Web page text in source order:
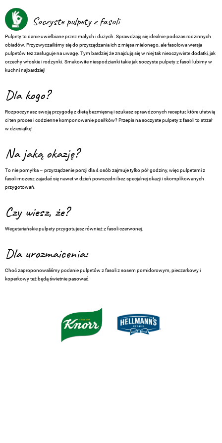
Soczyste pulpety z fasoli
Pulpety to danie uwielbiane przez małych i dużych. Sprawdzają się idealnie podczas rodzinnych
obiadów. Przyzwyczailiśmy się do przyrządzania ich z mięsa mielonego, ale fasolowa wersja
pulpetów też zasługuje na uwagę. Tym bardziej że znajdują się w niej tak nieoczywiste dodatki, jak
orzechy włoskie i rodzynki. Smakowite niespodzianki takie jak soczyste pulpety z fasoli lubimy w
kuchni najbardziej!
Dla kogo?
Rozpoczynasz swoją przygodę z dietą bezmięsną i szukasz sprawdzonych receptur, które ułatwią
ci ten proces i codzienne komponowanie posiłków? Przepis na soczyste pulpety z fasoli to strzał
w dziesiątkę!
Na jaką okazję?
To nie pomyłka – przyrządzenie porcji dla 4 osób zajmuje tylko pół godziny, więc pulpetami z
fasoli możesz zajadać się nawet w dzień powszedni bez specjalnej okazji i skomplikowanych
przygotowań.
Czy wiesz, że?
Wegetariańskie pulpety przygotujesz również z fasoli czerwonej.
Dla urozmaicenia:
Choć zaproponowaliśmy podanie pulpetów z fasoli z sosem pomidorowym, pieczarkowy i
koperkowy też będą świetnie pasować.